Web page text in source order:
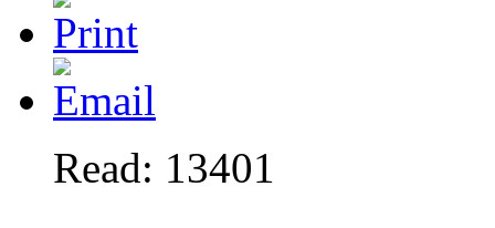
Read: 13401